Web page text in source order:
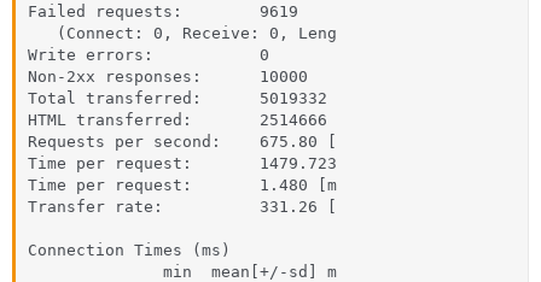
Failed requests:        9619
   (Connect: 0, Receive: 0, Leng
Write errors:           0
Non-2xx responses:      10000
Total transferred:      5019332
HTML transferred:       2514666
Requests per second:    675.80 [
Time per request:       1479.723
Time per request:       1.480 [m
Transfer rate:          331.26 [
Connection Times (ms)
              min  mean[+/-sd] m